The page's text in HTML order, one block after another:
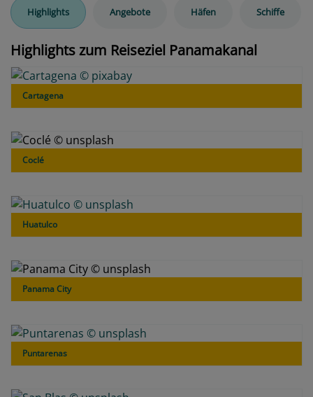
Highlights Angebote Häfen Schiffe
Highlights zum Reiseziel Panamakanal
Cartagena
Coclé
Huatulco
Panama City
Puntarenas